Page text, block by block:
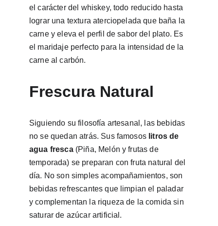
el carácter del whiskey, todo reducido hasta
lograr una textura aterciopelada que baña la
carne y eleva el perfil de sabor del plato. Es
el maridaje perfecto para la intensidad de la
carne al carbón.
Frescura Natural
Siguiendo su filosofía artesanal, las bebidas
no se quedan atrás. Sus famosos litros de
agua fresca (Piña, Melón y frutas de
temporada) se preparan con fruta natural del
día. No son simples acompañamientos, son
bebidas refrescantes que limpian el paladar
y complementan la riqueza de la comida sin
saturar de azúcar artificial.